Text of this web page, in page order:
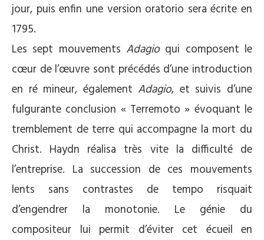
jour, puis enfin une version oratorio sera écrite en
1795.
Les sept mouvements Adagioqui composent le
cœur de l’œuvre sont précédés d’une introduction
en ré mineur, également Adagio, et suivis d’une
fulgurante conclusion « Terremoto » évoquant le
tremblement de terre qui accompagne la mort du
Christ. Haydn réalisa très vite la difficulté de
l’entreprise. La succession de ces mouvements
lents sans contrastes de tempo risquait
d’engendrer la monotonie. Le génie du
compositeur lui permit d’éviter cet écueil en